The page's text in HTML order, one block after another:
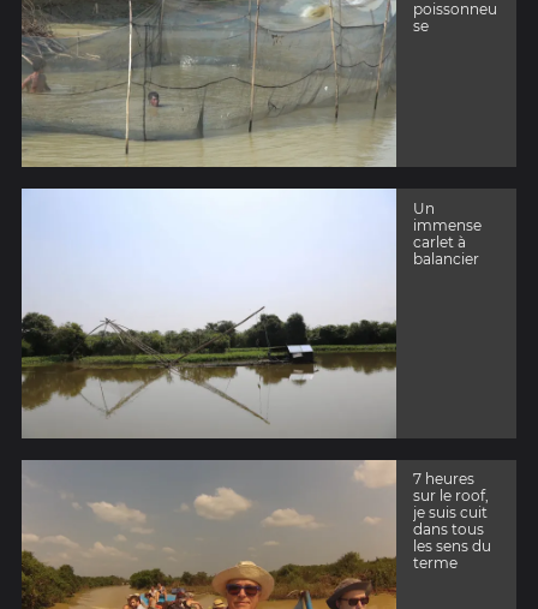
poissonneu
se
Un
immense
carlet à
balancier
7 heures
sur le roof,
je suis cuit
dans tous
les sens du
terme